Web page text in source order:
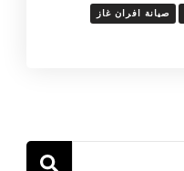
صيانة افران غاز